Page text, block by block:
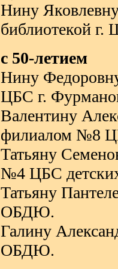
Нину
библиотекой г.
с 50-летием
Нину
ЦБС г.
Валентину
филиалом №8
Татьяну
№4 ЦБС
Татьяну
ОБДЮ.
Галину
ОБДЮ.